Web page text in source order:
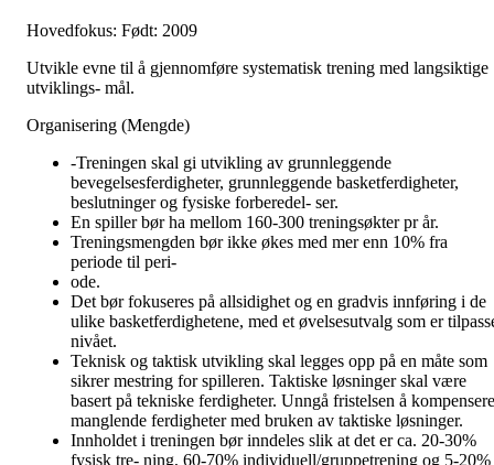
Hovedfokus: Født: 2009
Utvikle evne til å gjennomføre systematisk trening med langsiktige
utviklings- mål.
Organisering (Mengde)
-Treningen skal gi utvikling av grunnleggende
bevegelsesferdigheter, grunnleggende basketferdigheter,
beslutninger og fysiske forberedel- ser.
En spiller bør ha mellom 160-300 treningsøkter pr år.
Treningsmengden bør ikke økes med mer enn 10% fra
periode til peri-
ode.
Det bør fokuseres på allsidighet og en gradvis innføring i de
ulike basketferdighetene, med et øvelsesutvalg som er
nivået.
Teknisk og taktisk utvikling skal legges opp på en måte som
sikrer mestring for spilleren. Taktiske løsninger skal være
basert på tekniske ferdigheter. Unngå fristelsen å kompensere
manglende ferdigheter med bruken av taktiske løsninger.
Innholdet i treningen bør inndeles slik at det er ca. 20-30%
fysisk tre- ning, 60-70% individuell/gruppetrening og 5-20%